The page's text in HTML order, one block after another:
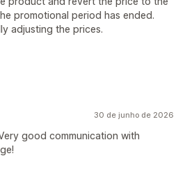
promotional period has ended.
adjusting the prices.
30 de junho de 2026
good communication with